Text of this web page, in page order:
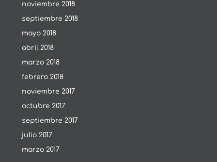
noviembre 2018
septiembre 2018
mayo 2018
abril 2018
marzo 2018
febrero 2018
noviembre 2017
octubre 2017
septiembre 2017
julio 2017
marzo 2017